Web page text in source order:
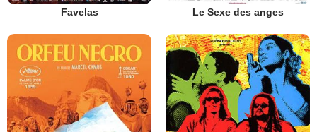
Favelas Le Sexe des anges